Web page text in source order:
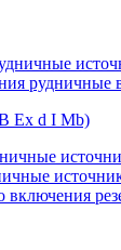
рудничные
Ex d I Mb)
включения